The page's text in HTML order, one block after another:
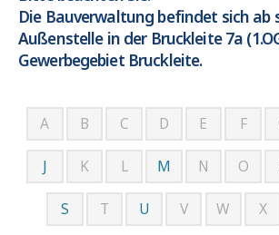
Die Bauverwaltung befindet sich ab
Außenstelle in der Bruckleite 7a
Gewerbegebiet Bruckleite.
A B C D E F
J K L M N O
S T U V W X